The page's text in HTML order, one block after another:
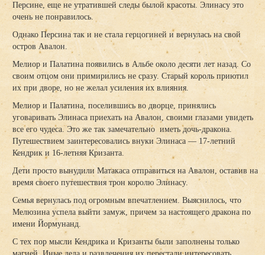
Персине, еще не утратившей следы былой красоты. Элинасу это
очень не понравилось.
Однако Персина так и не стала герцогиней и вернулась на свой
остров Авалон.
Мелиор и Палатина появились в Альбе около десяти лет назад. Со
своим отцом они примирились не сразу. Старый король приютил
их при дворе, но не желал усиления их влияния.
Мелиор и Палатина, поселившись во дворце, принялись
уговаривать Элинаса приехать на Авалон, своими глазами увидеть
все его чудеса. Это же так замечательно иметь дочь-дракона.
Путешествием заинтересовались внуки Элинаса — 17-летний
Кендрик и 16-летняя Кризанта.
Дети просто вынудили Матакаса отправиться на Авалон, оставив на
время своего путешествия трон королю Элинасу.
Семья вернулась под огромным впечатлением. Выяснилось, что
Мелюзина успела выйти замуж, причем за настоящего дракона по
имени Йормунанд.
С тех пор мысли Кендрика и Кризанты были заполнены только